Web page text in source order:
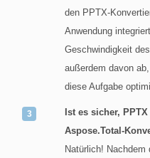
den PPTX-
Anwendung
Geschwindigkeit
außerdem davon
diese Aufgabe
Ist es sicher,
Aspose.Total-
Natürlich! Nachdem